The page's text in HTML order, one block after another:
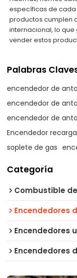
específicas de cada
productos cumplen
internacional, lo
vender estos
Palabras
encendedor de
encendedor de
encendedor de
Encendedor
soplete de gas
Categoría
Combustible
Encendedores
Encendedores
Encendedores